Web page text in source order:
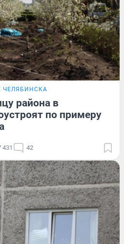
ЧЕЛЯБИНСКА
района в
по примеру
431 42